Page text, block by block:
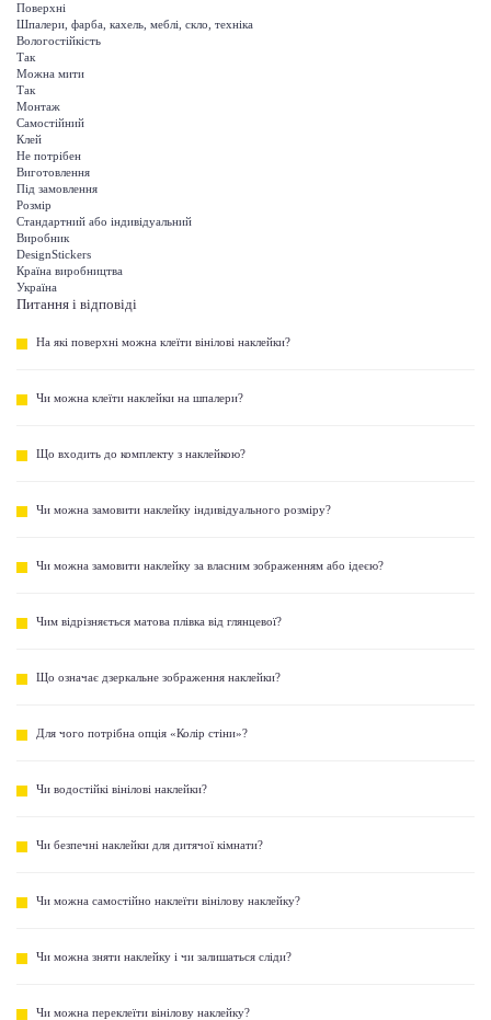
Поверхні
Шпалери, фарба, кахель, меблі, скло, техніка
Вологостійкість
Так
Можна мити
Так
Монтаж
Самостійний
Клей
Не потрібен
Виготовлення
Під замовлення
Розмір
Стандартний або індивідуальний
Виробник
DesignStickers
Країна виробництва
Україна
Питання і відповіді
На які поверхні можна клеїти вінілові наклейки?
Чи можна клеїти наклейки на шпалери?
Що входить до комплекту з наклейкою?
Чи можна замовити наклейку індивідуального розміру?
Чи можна замовити наклейку за власним зображенням або ідеєю?
Чим відрізняється матова плівка від глянцевої?
Що означає дзеркальне зображення наклейки?
Для чого потрібна опція «Колір стіни»?
Чи водостійкі вінілові наклейки?
Чи безпечні наклейки для дитячої кімнати?
Чи можна самостійно наклеїти вінілову наклейку?
Чи можна зняти наклейку і чи залишаться сліди?
Чи можна переклеїти вінілову наклейку?